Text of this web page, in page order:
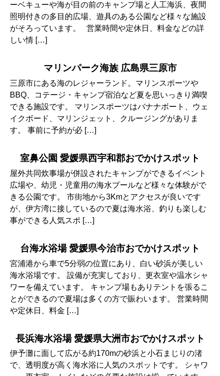
ーベキューや海が目の前のキャンプ場と人工海浜、夜間
照明付きの多目的広場、遊具のある公園など様々な施設
がそろっています。 営業時間や定休日、料金などの詳
しい情 […]
マリンパーク海族 広島県三原市
三原市にある海のレジャーランド。マリンスポーツや
BBQ、コテージ・キャンプ宿泊など夏を思いっきり満喫
できる施設です。 マリンスポーツはバナナボート、ウェ
イクボード、マリンジェット、クルージングがありま
す。 事前に予約が必 […]
室鼻公園 愛媛県西宇和郡おでかけスポット
屋外共同炊事場が併設されたキャンプができるイベント
広場や、幼児・児童用の海水プールなど様々な体験がで
きる公園です。 市街地から3Kmとアクセスが良いです
が、伊方湾に接しているので夏は海水浴、釣りも楽しむ
事ができる人気スポ […]
台海水浴場 愛媛県今治市おでかけスポット
宮浦港から車で5分弱の位置にあり、白い砂浜が美しい
海水浴場です。 設備が充実しており、更衣室や温水シャ
ワーを備えています。 キャンプ場もありテントを張るこ
とができるので夏場は多くの方で賑わいます。 営業時間
や定休日、料金 […]
長浜海水浴場 愛媛県大洲市おでかけスポット
伊予灘に面して広がる約170mの砂浜と小石まじりの渚
で、透明度が高く海水浴に人気のスポットです。 シャワ